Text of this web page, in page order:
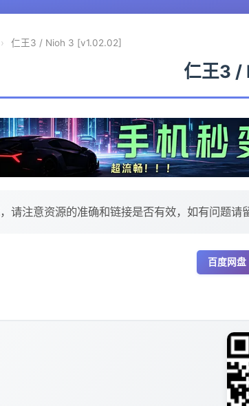
› 仁王3 / Nioh 3 [v1.02.02]
仁王3 /
请注意资源的准确和链接是否有效，如有问题请
百度网盘